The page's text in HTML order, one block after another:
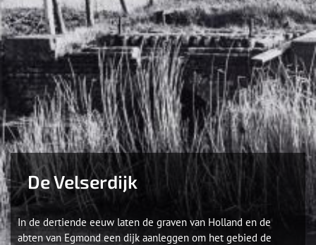
De Velserdijk
In de dertiende eeuw laten de graven van Holland en de
abten van Egmond een dijk aanleggen om het gebied de